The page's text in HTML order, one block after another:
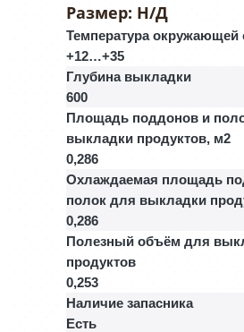
Размер: Н/Д
Температура окружающей
+12…+35
Глубина выкладки
600
Площадь поддонов и
выкладки продуктов, м2
0,286
Охлаждаемая площадь
полок для выкладки
0,286
Полезный объём для
продуктов
0,253
Наличие запасника
Есть